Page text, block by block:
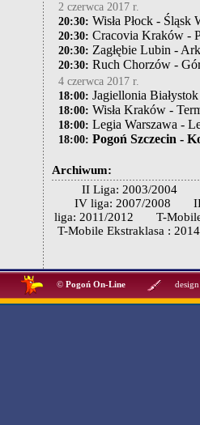
2 czerwca 2017 r.
20:30: Wisła Płock - Śląsk
20:30: Cracovia Kraków -
20:30: Zagłębie Lubin -
20:30: Ruch Chorzów -
4 czerwca 2017 r.
18:00: Jagiellonia
18:00: Wisła Kraków -
18:00: Legia Warszawa -
18:00: Pogoń Szczecin -
Archiwum:
II Liga: 2003/2004
IV liga: 2007/2008
liga: 2011/2012
T-
T-Mobile Ekstraklasa :
© Pogoń On-Line